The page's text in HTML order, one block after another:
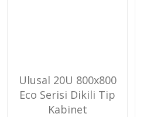
Ulusal 20U 800x800
Eco Serisi Dikili Tip
Kabinet